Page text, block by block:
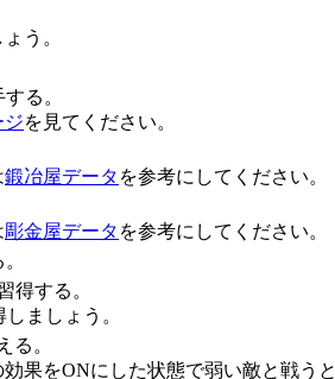
う。
る。
ジを見てください。
鍛冶屋データ を参考にしてください。
彫金屋データ を参考にしてください。
得する。
ましょう。
る。
効果をONにした状態で弱い敵と戦うと